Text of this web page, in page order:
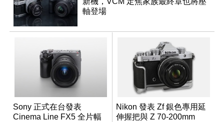
軸登場
Sony 正式在台發表
Cinema Line FX5 全片幅
Nikon 發表 Zf 銀色專用延
伸握把與 Z 70-200mm